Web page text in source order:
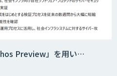
ツールSmapra
Agentsense
Preview」を用い…